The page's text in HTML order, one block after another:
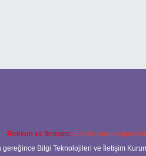
Reklam ve İletişim: E-mail:
gereğince Bilgi Teknolojileri ve İletişim